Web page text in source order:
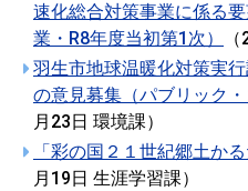
速化総合対策事業に係る
業・R8年度当初第1次）
（
羽生市地球温暖化対策実
の意見募集（パブリック
月23日 環境課）
「彩の国２１世紀郷土か
月19日 生涯学習課）